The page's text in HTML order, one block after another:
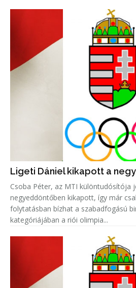
Ligeti Dániel kikapott a
Csoba Péter, az MTI különtudósítója
negyeddöntőben kikapott, így már
folytatásban bízhat a szabadfogású
kategóriájában a riói olimpia...